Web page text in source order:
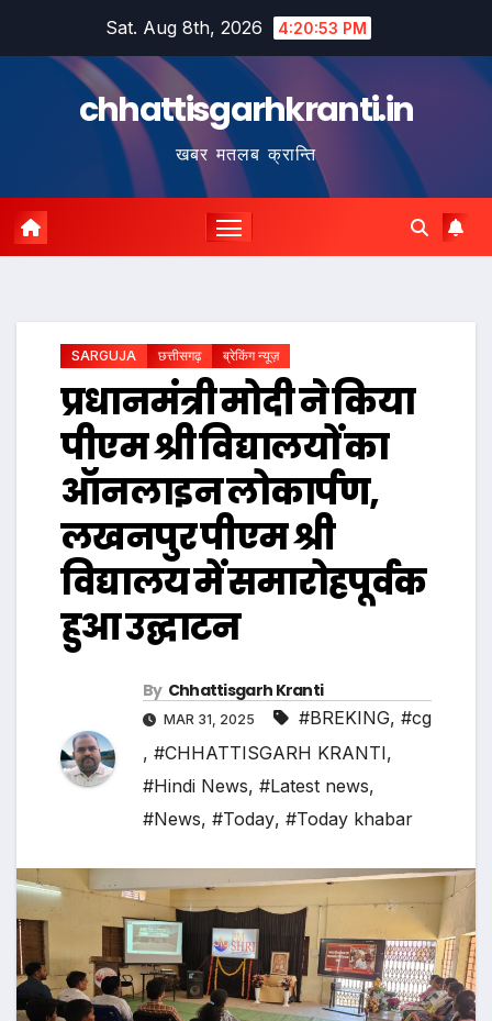
Sat. Aug 8th, 2026 4:20:54 PM
chhattisgarhkranti.in
खबर मतलब क्रान्ति
SARGUJA छत्तीसगढ़ ब्रेकिंग न्यूज़
प्रधानमंत्री मोदी ने किया
पीएम श्री विद्यालयों का
ऑनलाइन लोकार्पण,
लखनपुर पीएम श्री
विद्यालय में समारोहपूर्वक
हुआ उद्घाटन
By Chhattisgarh Kranti
MAR 31, 2025 #BREKING, #cg
, #CHHATTISGARH KRANTI,
#Hindi News, #Latest news,
#News, #Today, #Today khabar